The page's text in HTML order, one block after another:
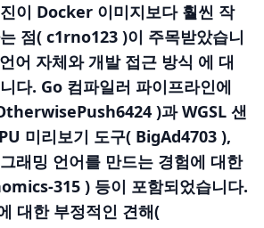
이 Docker 이미지보다 훨씬 작
점( c1rno123 )이 주목받았습니
어 자체와 개발 접근 방식 에 대
다. Go 컴파일러 파이프라인에
)과 WGSL 샌
미리보기 도구( BigAd4703 ),
래밍 언어를 만드는 경험에 대한
315 ) 등이 포함되었습니다.
대한 부정적인 견해(